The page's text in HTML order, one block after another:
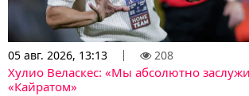
05 авг. 2026, 13:13 208
Хулио Веласкес: «Мы абсолютно
«Кайратом»